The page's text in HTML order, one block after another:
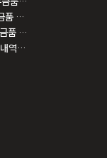
곧장기부 제6기(2026.07.01~2027.06.30) 기부금품 모집등록 보고
곧장기부 제5기(2025.07.01.~2026.06.30) 기부금품 모집등록 보고
곧장기부 제4기 (2024.07.01.~2025.06.30) 사용내역 및 회계감사 보고